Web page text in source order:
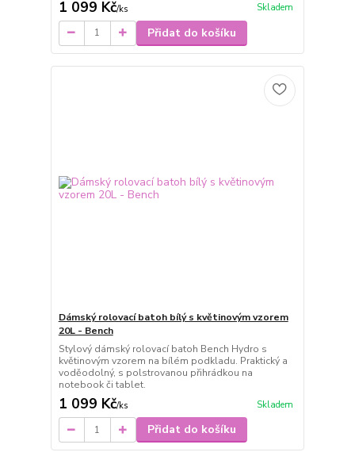
1 099 Kč/ks Skladem
Přidat do košíku
Dámský rolovací batoh bílý s květinovým vzorem
20L - Bench
Stylový dámský rolovací batoh Bench Hydro s
květinovým vzorem na bílém podkladu. Praktický a
voděodolný, s polstrovanou přihrádkou na
notebook či tablet.
1 099 Kč/ks Skladem
Přidat do košíku